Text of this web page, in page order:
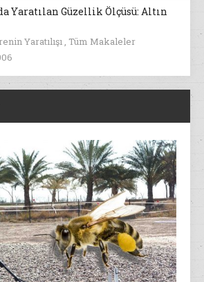
Yaratılan Güzellik Ölçüsü: Altın
Yaratılışı , Tüm Makaleler